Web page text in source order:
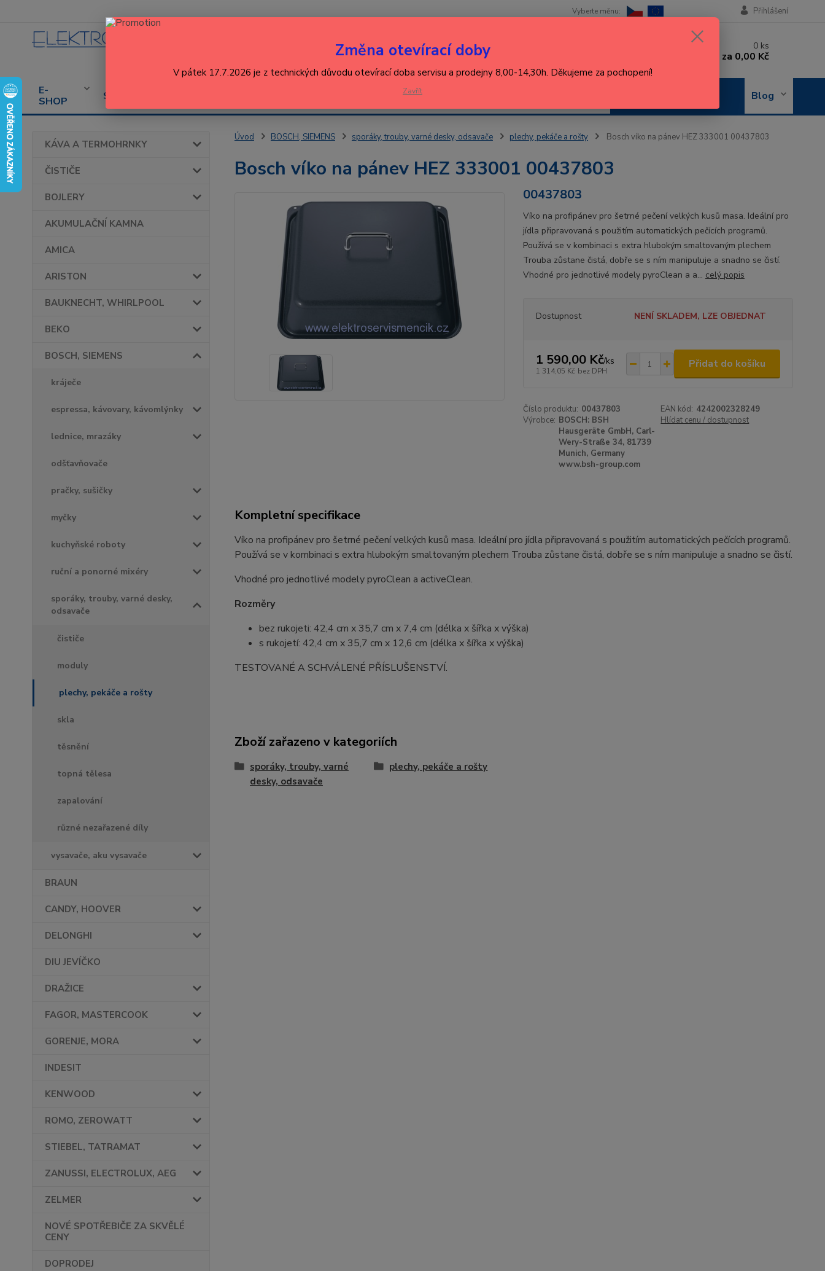
E-
SHOP
SERVIS KONTAKT Blog
Přihlášení
Hledat 0 ks
za 0,00 Kč
KÁVA A TERMOHRNKY
ČISTIČE
BOJLERY
AKUMULAČNÍ KAMNA
AMICA
ARISTON
BAUKNECHT, WHIRLPOOL
BEKO
BOSCH, SIEMENS
kráječe
espressa, kávovary, kávomlýnky
lednice, mrazáky
odšťavňovače
pračky, sušičky
myčky
kuchyňské roboty
ruční a ponorné mixéry
sporáky, trouby, varné desky,
odsavače
čističe
moduly
plechy, pekáče a rošty
skla
těsnění
topná tělesa
zapalování
různé nezařazené díly
vysavače, aku vysavače
BRAUN
CANDY, HOOVER
DELONGHI
DIU JEVÍČKO
DRAŽICE
FAGOR, MASTERCOOK
GORENJE, MORA
INDESIT
KENWOOD
ROMO, ZEROWATT
STIEBEL, TATRAMAT
ZANUSSI, ELECTROLUX, AEG
ZELMER
NOVÉ SPOTŘEBIČE ZA SKVĚLÉ
CENY
DOPRODEJ
Úvod BOSCH, SIEMENS sporáky, trouby, varné desky, odsavače plechy, pekáče a rošty Bosch víko na pánev HEZ 333001 00437803
Bosch víko na pánev HEZ 333001 00437803
00437803
Víko na profipánev pro šetrné pečení velkých kusů masa. Ideální pro
jídla připravovaná s použitím automatických pečících programů.
Používá se v kombinaci s extra hlubokým smaltovaným plechem
Trouba zůstane čistá, dobře se s ním manipuluje a snadno se čistí.
Vhodné pro jednotlivé modely pyroClean a a... celý popis
Dostupnost NENÍ SKLADEM, LZE OBJEDNAT
1 590,00 Kč/ks
1 314,05 Kč bez DPH
Přidat do košíku
Číslo produktu: 00437803 EAN kód: 4242002328249
Výrobce: BOSCH: BSH
Hausgeräte GmbH, Carl-
Wery-Straße 34, 81739
Munich, Germany
www.bsh-group.com
Hlídat cenu / dostupnost
Kompletní specifikace
Víko na profipánev pro šetrné pečení velkých kusů masa. Ideální pro jídla připravovaná s použitím automatických pečících programů.
Používá se v kombinaci s extra hlubokým smaltovaným plechem Trouba zůstane čistá, dobře se s ním manipuluje a snadno se čistí.
Vhodné pro jednotlivé modely pyroClean a activeClean.
Rozměry
bez rukojeti: 42,4 cm x 35,7 cm x 7,4 cm (délka x šířka x výška)
s rukojetí: 42,4 cm x 35,7 cm x 12,6 cm (délka x šířka x výška)
TESTOVANÉ A SCHVÁLENÉ PŘÍSLUŠENSTVÍ.
Zboží zařazeno v kategoriích
sporáky, trouby, varné
desky, odsavače
plechy, pekáče a rošty
Změna otevírací doby
V pátek 17.7.2026 je z technických důvodu otevírací doba servisu a prodejny 8,00-14,30h. Děkujeme za pochopení!
Zavřít